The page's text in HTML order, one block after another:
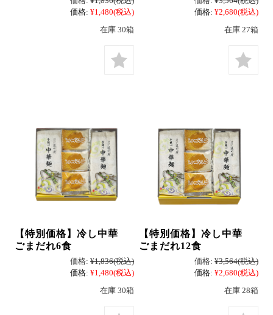
商品一覧
マイページ
ご利用ガイド
会員登録・特典について
冷凍
手提げ袋
価格: ¥1,480(税込)
在庫 30箱
価格: ¥2,680(税込)
在庫 27箱
【特別価格】冷し中華
ごまだれ6食
価格: ¥1,836(税込)
価格: ¥1,480(税込)
在庫 30箱
【特別価格】冷し中華
ごまだれ12食
価格: ¥3,564(税込)
価格: ¥2,680(税込)
在庫 28箱